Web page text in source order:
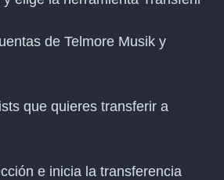
de Telmore Musik y
que quieres transferir a
e inicia la transferencia